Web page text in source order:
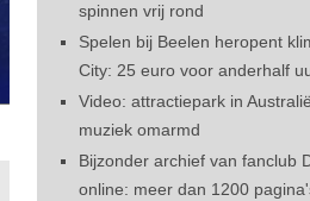
spinnen vrij rond
Spelen bij Beelen heropent
City: 25 euro voor anderhalf
Video: attractiepark in
muziek omarmd
Bijzonder archief van fanclub
online: meer dan 1200